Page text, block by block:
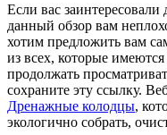
Если вас
данный обзор вам
хотим предложить вам
из всех, которые
продолжать
сохраните эту ссылку.
Дренажные колодцы,
экологично собрать,